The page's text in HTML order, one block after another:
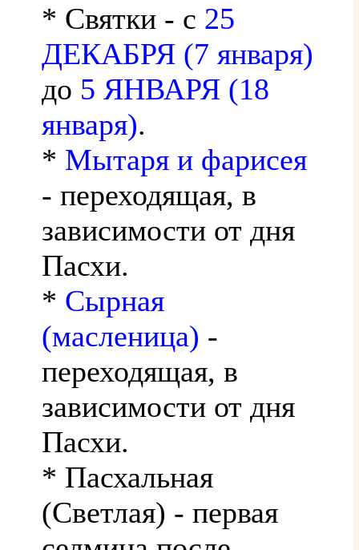
* Святки - с 25
ДЕКАБРЯ (7 января)
до 5 ЯНВАРЯ (18
января).
* Мытаря и фарисея
- переходящая, в
зависимости от дня
Пасхи.
* Сырная
(масленица) -
переходящая, в
зависимости от дня
Пасхи.
* Пасхальная
(Светлая) - первая